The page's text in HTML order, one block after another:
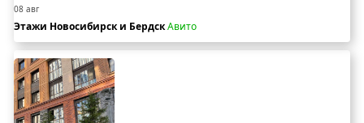
08 авг
Этажи Новосибирск и БердскАвито